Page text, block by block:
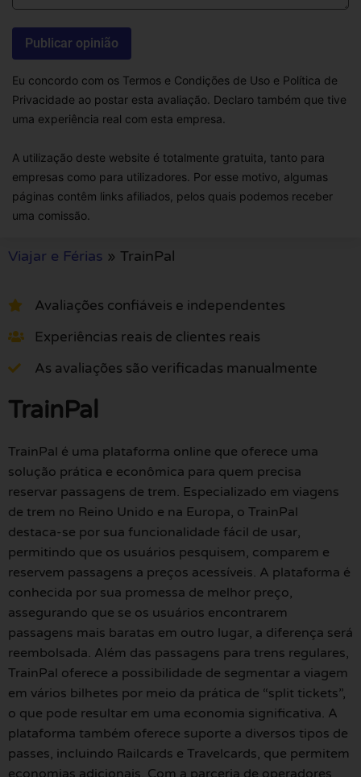
Eu concordo com os Termos e Condições de Uso e Política de
Privacidade ao postar esta avaliação. Declaro também que tive
uma experiência real com esta empresa.
A utilização deste website é totalmente gratuita, tanto para
empresas como para utilizadores. Por esse motivo, algumas
páginas contêm links afiliados, pelos quais podemos receber
uma comissão.
Viajar e Férias » TrainPal
Avaliações confiáveis e independentes
Experiências reais de clientes reais
As avaliações são verificadas manualmente
TrainPal
TrainPal é uma plataforma online que oferece uma
solução prática e econômica para quem precisa
reservar passagens de trem. Especializado em viagens
de trem no Reino Unido e na Europa, o TrainPal
destaca-se por sua funcionalidade fácil de usar,
permitindo que os usuários pesquisem, comparem e
reservem passagens a preços acessíveis. A plataforma é
conhecida por sua promessa de melhor preço,
assegurando que se os usuários encontrarem
passagens mais baratas em outro lugar, a diferença será
reembolsada. Além das passagens para trens regulares,
TrainPal oferece a possibilidade de segmentar a viagem
em vários bilhetes por meio da prática de “split tickets”,
o que pode resultar em uma economia significativa. A
plataforma também oferece suporte a diversos tipos de
passes, incluindo Railcards e Travelcards, que permitem
economias adicionais. Com a parceria de operadores